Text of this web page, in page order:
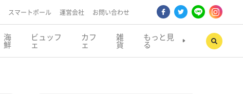
スマートポール 運営会社 お問い合わせ
海
鮮
ビュッフ
ェ
カフ
ェ
雑
貨
もっと見
る